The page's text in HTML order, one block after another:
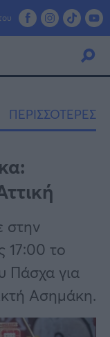
ΠΕΡΙΣΣΟΤΕΡΕΣ
στην
17:00 το
Πάσχα για
Ασημάκη.